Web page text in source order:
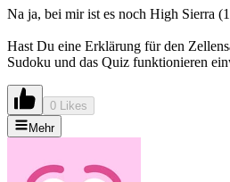
Na ja, bei mir ist es noch High Sierra
Hast Du eine Erklärung für den
Sudoku und das Quiz funktionieren
0 Likes
Mehr